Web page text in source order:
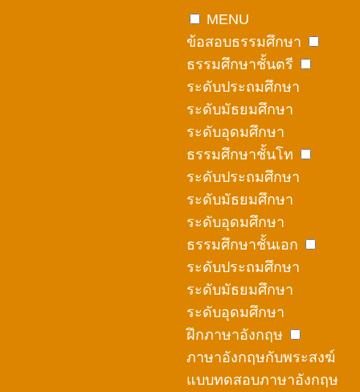
MENU
ข้อสอบธรรมศึกษา
ธรรมศึกษาชั้นตรี
ระดับประถมศึกษา
ระดับมัธยมศึกษา
ระดับอุดมศึกษา
ธรรมศึกษาชั้นโท
ระดับประถมศึกษา
ระดับมัธยมศึกษา
ระดับอุดมศึกษา
ธรรมศึกษาชั้นเอก
ระดับประถมศึกษา
ระดับมัธยมศึกษา
ระดับอุดมศึกษา
ฝึกภาษาอังกฤษ
ภาษาอังกฤษกับพระสงฆ์
แบบทดสอบภาษาอังกฤษ